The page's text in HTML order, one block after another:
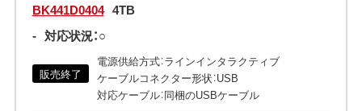
BK441D0404 4TB
- 対応状況：○
販売終了
電源供給方式：ラインインタラクティブ
ケーブルコネクター形状：USB
対応ケーブル：同梱のUSBケーブル